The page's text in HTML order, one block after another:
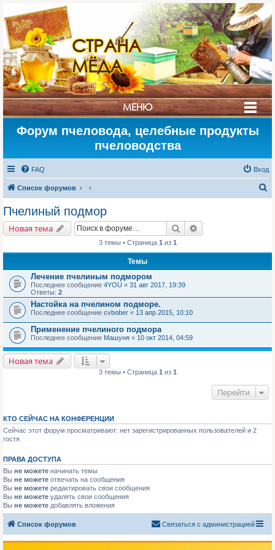
СТРАНА
МЁДА
МЕНЮ
Форум пчеловода, целебные продукты
пчеловодства
FAQ Вход
Список форумов
Пчелиный подмор
Новая тема Поиск
3 темы • Страница 1 из 1
Темы
Лечение пчелиным подмором
Последнее сообщение 4YOU « 31 авг 2017, 19:39
Ответы: 2
Настойка на пчелином подморе.
Последнее сообщение cvbober « 13 апр 2015, 10:10
Применение пчелиного подмора
Последнее сообщение Машуня « 10 окт 2014, 04:59
Новая тема
3 темы • Страница 1 из 1
Перейти
КТО СЕЙЧАС НА КОНФЕРЕНЦИИ
Сейчас этот форум просматривают: нет зарегистрированных пользователей и 2
гостя
ПРАВА ДОСТУПА
Вы не можете начинать темы
Вы не можете отвечать на сообщения
Вы не можете редактировать свои сообщения
Вы не можете удалять свои сообщения
Вы не можете добавлять вложения
Список форумов Связаться с администрацией